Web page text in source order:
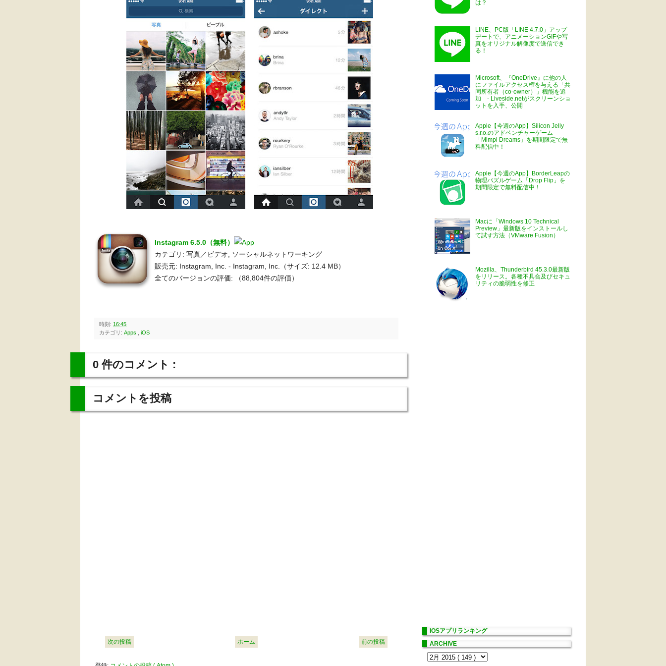
Instagram 6.5.0（無料）
カテゴリ: 写真／ビデオ, ソーシャルネットワーキング
販売元: Instagram, Inc. - Instagram, Inc.（サイズ: 12.4 MB）
全てのバージョンの評価:
（88,804件の評価）
時刻: 16:45
カテゴリ: Apps iOS
0 件のコメント :
コメントを投稿
次の投稿 前の投稿
ホーム
は？
LINE、PC版「LINE 4.7.0」アップ
デートで、アニメーションGIFや写
真をオリジナル解像度で送信でき
る！
Microsoft、『OneDrive』に他の人
にファイルアクセス権を与える「共
同所有者（co-owner）」機能を追
加 - Liveside.netがスクリーンショ
ットを入手、公開
Apple【今週のApp】Silicon Jelly
s.r.o.のアドベンチャーゲーム
「Mimpi Dreams」を期間限定で無
料配信中！
Apple【今週のApp】BorderLeapの
物理パズルゲーム「Drop Flip」を
期間限定で無料配信中！
Macに「Windows 10 Technical
Preview」最新版をインストールし
て試す方法（VMware Fusion）
Mozilla、Thunderbird 45.3.0最新版
をリリース。各種不具合及びセキュ
リティの脆弱性を修正
IOSアプリランキング
ARCHIVE